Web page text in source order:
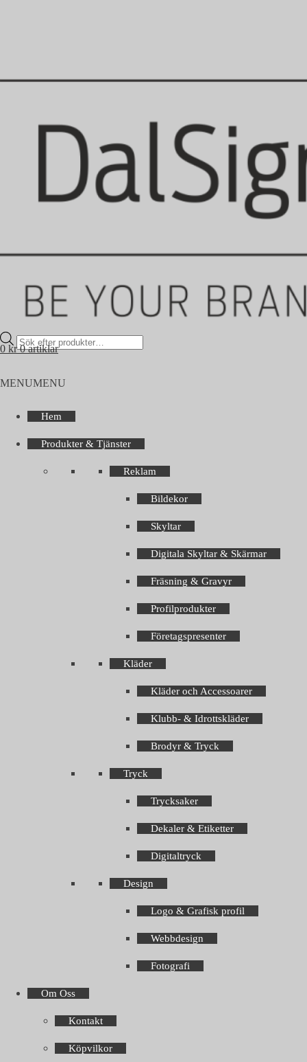
Products
search
0 kr 0 artiklar
MENUMENU
Hem
Produkter & Tjänster
Reklam
Bildekor
Skyltar
Digitala Skyltar & Skärmar
Fräsning & Gravyr
Profilprodukter
Företagspresenter
Kläder
Kläder och Accessoarer
Klubb- & Idrottskläder
Brodyr & Tryck
Tryck
Trycksaker
Dekaler & Etiketter
Digitaltryck
Design
Logo & Grafisk profil
Webbdesign
Fotografi
Om Oss
Kontakt
Köpvilkor